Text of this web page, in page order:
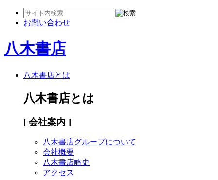
お問い合わせ
八木書店
八木書店とは
八木書店とは
[ 会社案内 ]
八木書店グループについて
会社概要
八木書店略史
アクセス